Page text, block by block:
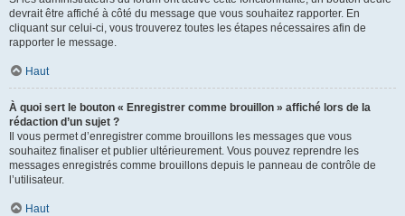
devrait être affiché à côté du message que vous souhaitez rapporter. En
cliquant sur celui-ci, vous trouverez toutes les étapes nécessaires afin de
rapporter le message.
Haut
À quoi sert le bouton « Enregistrer comme brouillon » affiché lors de la
rédaction d’un sujet ?
Il vous permet d’enregistrer comme brouillons les messages que vous
souhaitez finaliser et publier ultérieurement. Vous pouvez reprendre les
messages enregistrés comme brouillons depuis le panneau de contrôle de
l’utilisateur.
Haut